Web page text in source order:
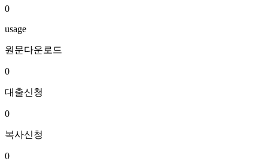
0
usage
원문다운로드
0
대출신청
0
복사신청
0